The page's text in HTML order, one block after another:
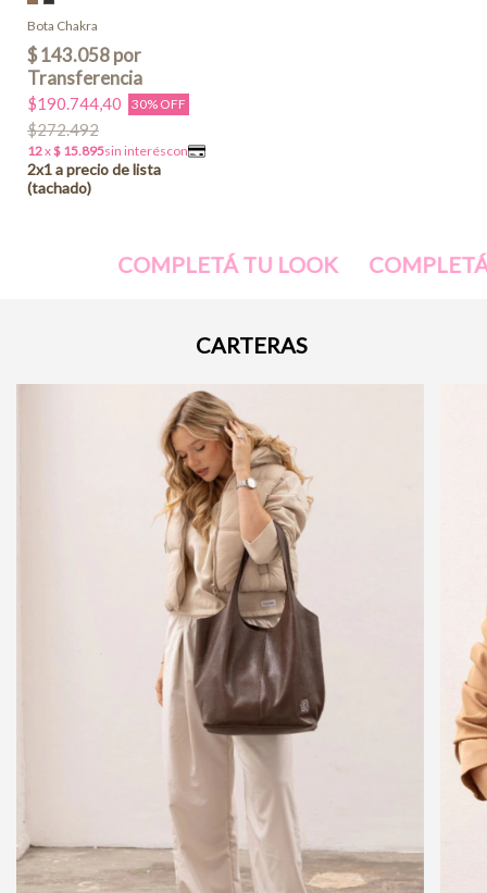
Bota Chakra
$190.744,40 30% OFF
$272.492
TU LOOK COMPLETÁ TU LOOK
CARTERAS